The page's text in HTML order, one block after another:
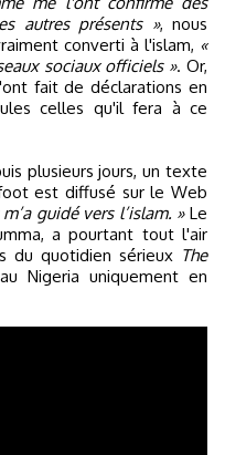
autres présents », nous
converti à l'islam, «
sociaux officiels ». Or,
fait de déclarations en
celles qu'il fera à ce
plusieurs jours, un texte
est diffusé sur le Web
m’a guidé vers l’islam. »Le
a pourtant tout l'air
du quotidien sérieux The
Nigeria uniquement en